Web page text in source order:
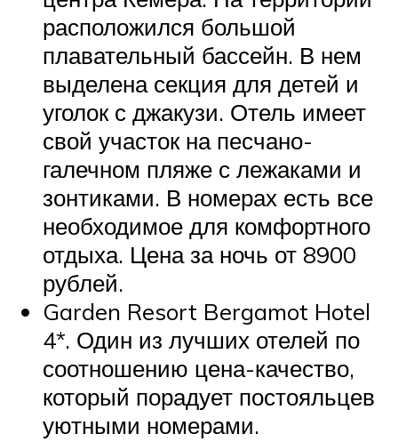
расположился большой
плавательный бассейн. В нем
выделена секция для детей и
уголок с джакузи. Отель имеет
свой участок на песчано-
галечном пляже с лежаками и
зонтиками. В номерах есть все
необходимое для комфортного
отдыха. Цена за ночь от 8900
рублей.
Garden Resort Bergamot Hotel
4*. Один из лучших отелей по
соотношению цена-качество,
который порадует постояльцев
уютными номерами.